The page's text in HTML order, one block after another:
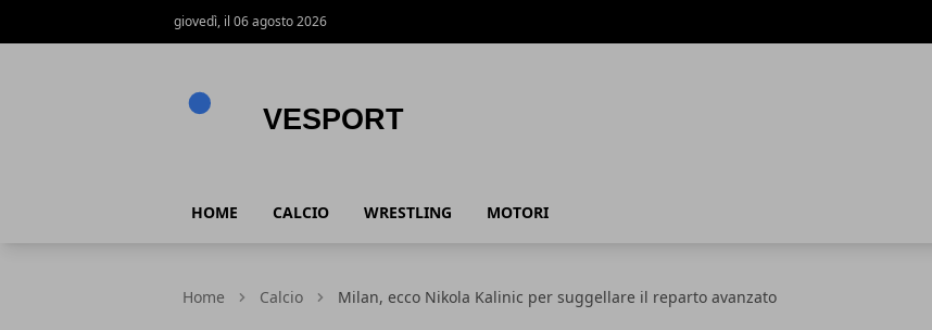
giovedì, il 06 agosto 2026
HOME CALCIO WRESTLING MOTORI
Home Calcio Milan, ecco Nikola Kalinic per suggellare il reparto avanzato